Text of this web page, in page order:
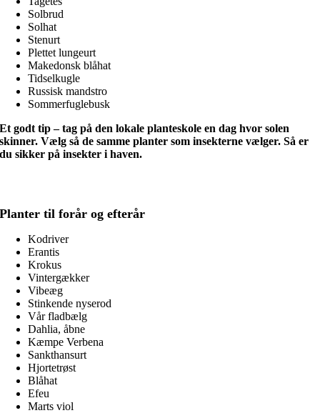
Solbrud
Solhat
Stenurt
Plettet lungeurt
Makedonsk blåhat
Tidselkugle
Russisk mandstro
Sommerfuglebusk
Et godt tip – tag på den lokale planteskole en dag hvor solen
skinner. Vælg så de samme planter som insekterne vælger. Så er
du sikker på insekter i haven.
Planter til forår og efterår
Kodriver
Erantis
Krokus
Vintergækker
Vibeæg
Stinkende nyserod
Vår fladbælg
Dahlia, åbne
Kæmpe Verbena
Sankthansurt
Hjortetrøst
Blåhat
Efeu
Marts viol